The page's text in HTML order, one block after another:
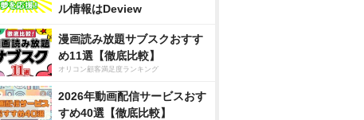
ル情報はDeview
漫画読み放題サブスクおすす
め11選【徹底比較】
オリコン顧客満足度ランキング
2026年動画配信サービスおす
すめ40選【徹底比較】